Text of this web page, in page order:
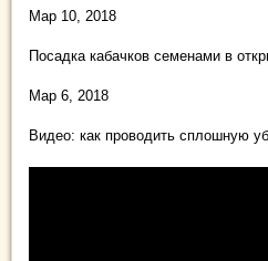
Мар 10, 2018
Посадка кабачков семенами в
Мар 6, 2018
Видео: как проводить сплошную